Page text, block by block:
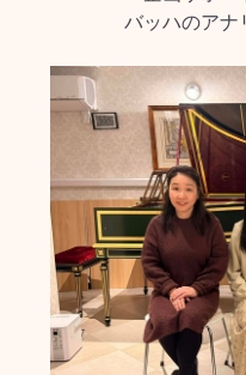
バッハのアナ